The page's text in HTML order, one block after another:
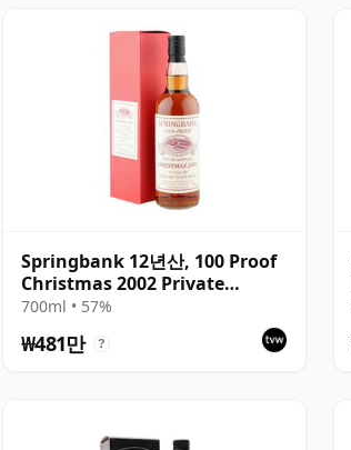
Springbank 12년산, 100 Proof
Christmas 2002 Private
Bottling
700ml • 57%
₩481만 ?